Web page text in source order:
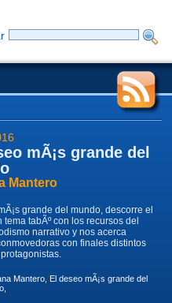
mÃ¡s grande del
Mantero
grande del mundo, descorre el
tema tabÃº con los recursos del
narrativo y nos acerca
con finales distintos
Mantero El deseo mÃ¡s grande del